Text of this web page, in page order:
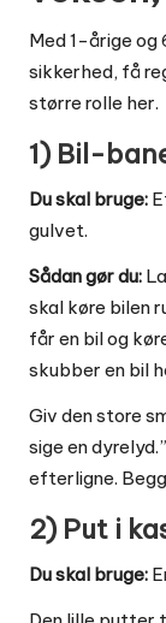
Med 1-årige
sikkerhed, få
større rolle her.
1) Bil-
Du skal bruge:
gulvet.
Sådan gør du:
skal køre bilen
får en bil og
skubber en bil
Giv den store
sige en
efterligne.
2) Put i
Du skal bruge: